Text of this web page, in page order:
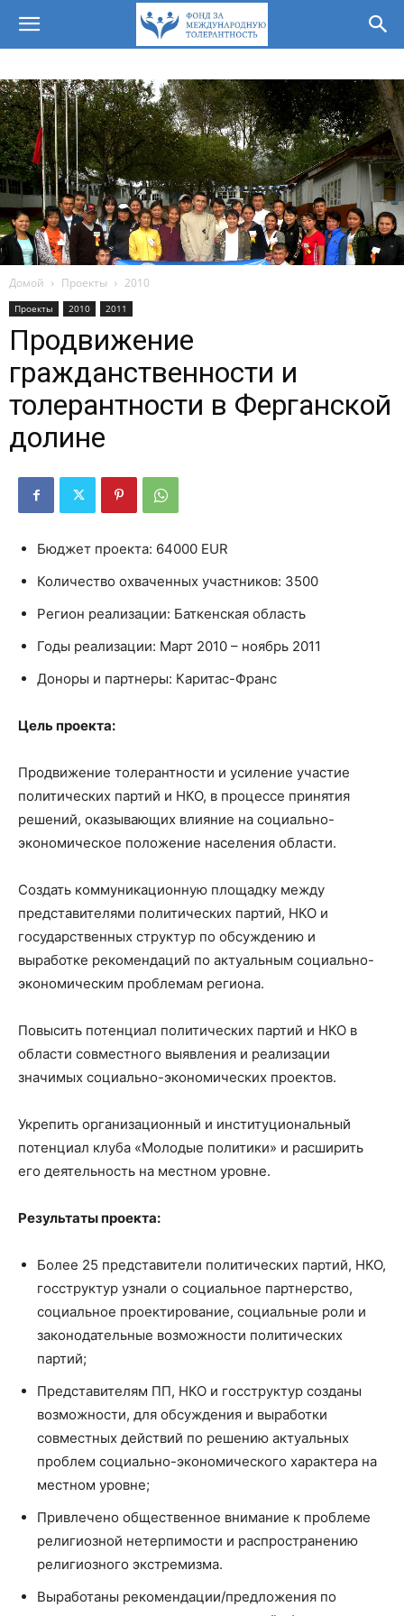
Домой Проекты 2010
Проекты 2010 2011
Продвижение
гражданственности и
толерантности в Ферганской
долине
Бюджет проекта: 64000 EUR
Количество охваченных участников: 3500
Регион реализации: Баткенская область
Годы реализации: Март 2010 – ноябрь 2011
Доноры и партнеры: Каритас-Франс
Цель проекта:
Продвижение толерантности и усиление участие
политических партий и НКО, в процессе принятия
решений, оказывающих влияние на социально-
экономическое положение населения области.
Создать коммуникационную площадку между
представителями политических партий, НКО и
государственных структур по обсуждению и
выработке рекомендаций по актуальным социально-
экономическим проблемам региона.
Повысить потенциал политических партий и НКО в
области совместного выявления и реализации
значимых социально-экономических проектов.
Укрепить организационный и институциональный
потенциал клуба «Молодые политики» и расширить
его деятельность на местном уровне.
Результаты проекта:
Более 25 представители политических партий, НКО,
госструктур узнали о социальное партнерство,
социальное проектирование, социальные роли и
законодательные возможности политических
партий;
Представителям ПП, НКО и госструктур созданы
возможности, для обсуждения и выработки
совместных действий по решению актуальных
проблем социально-экономического характера на
местном уровне;
Привлечено общественное внимание к проблеме
религиозной нетерпимости и распространению
религиозного экстремизма.
Выработаны рекомендации/предложения по